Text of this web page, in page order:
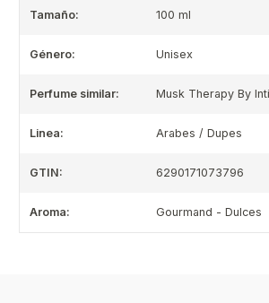
Tamaño: 100 ml
Género: Unisex
Perfume similar: Musk Therapy By
Linea: Arabes / Dupes
GTIN: 6290171073796
Aroma: Gourmand - Dulces